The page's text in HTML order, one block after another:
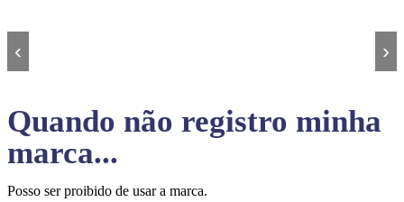
‹ ›
Quando não registro minha
marca...
Posso ser proibido de usar a marca.